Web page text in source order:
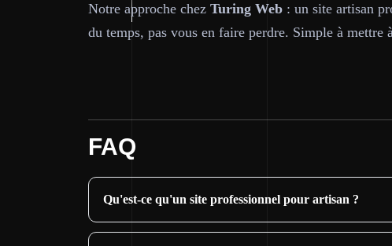
Notre approche chez Turing Web : un site artisan
du temps, pas vous en faire perdre. Simple à mettre
FAQ
Qu'est-ce qu'un site professionnel pour artisan ?